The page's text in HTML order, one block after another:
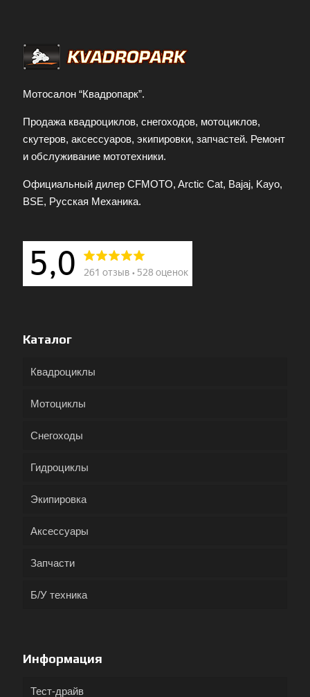
Мотосалон “Квадропарк”.
Продажа квадроциклов, снегоходов, мотоциклов,
скутеров, аксессуаров, экипировки, запчастей. Ремонт
и обслуживание мототехники.
Официальный дилер CFMOTO, Arctic Cat, Bajaj, Kayo,
BSE, Русская Механика.
Каталог
Квадроциклы
Мотоциклы
Снегоходы
Гидроциклы
Экипировка
Аксессуары
Запчасти
Б/У техника
Информация
Тест-драйв